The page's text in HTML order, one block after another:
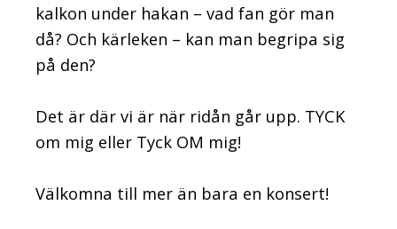
kalkon under hakan – vad fan gör man
då? Och kärleken – kan man begripa sig
på den?
Det är där vi är när ridån går upp. TYCK
om mig eller Tyck OM mig!
Välkomna till mer än bara en konsert!